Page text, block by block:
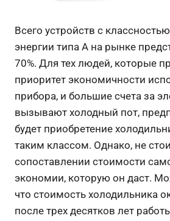
Всего устройств с
энергии типа А на рынке
70%. Для тех людей, которые
приоритет экономичности
прибора, и большие счета за
вызывают холодный пот,
будет приобретение
таким классом. Однако, не
сопоставлении стоимости
экономии, которую он даст.
что стоимость холодильника
после трех десятков лет